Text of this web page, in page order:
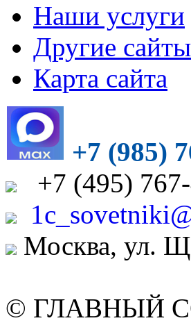
Наши услуги
Другие
Карта сайта
+7 (985)
+7 (495)
Москва, ул.
© ГЛАВНЫЙ